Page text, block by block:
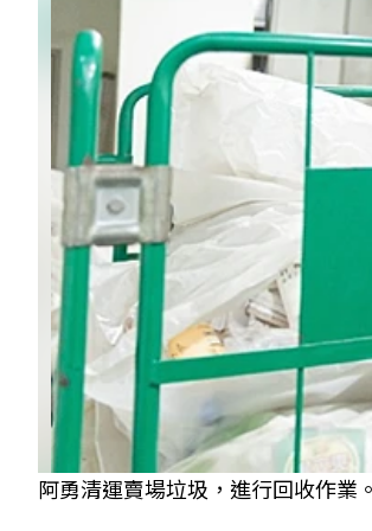
阿勇清運賣場垃圾，進行回收作業